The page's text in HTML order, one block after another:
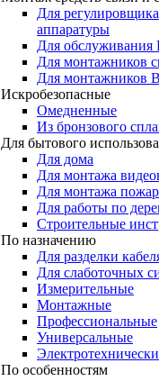
Для
аппаратуры
Для
Для монтажников
Для монтажников
Искробезопасные
Омедненные
Из бронзового
Для бытового
Для дома
Для монтажа
Для монтажа
Для работы по
Строительные
По назначению
Для разделки
Для слаботочных
Измерительные
Монтажные
Профессиональные
Универсальные
По особенностям